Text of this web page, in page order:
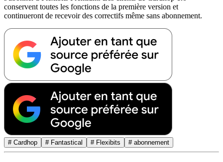
conservent toutes les fonctions de la première version et
continueront de recevoir des correctifs même sans abonnement.
# Cardhop # Fantastical # Flexibits # abonnement